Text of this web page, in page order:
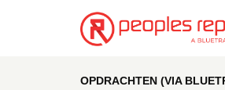
OPDRACHTEN (VIA